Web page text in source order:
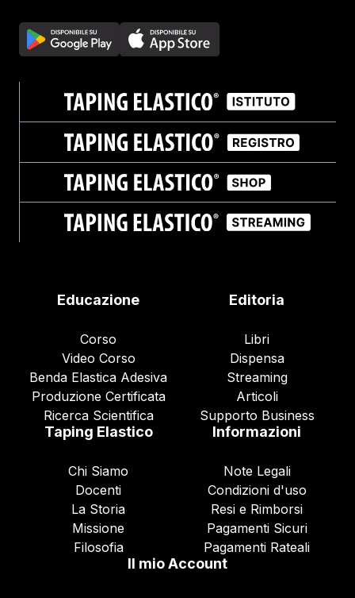
Educazione
Corso
Video Corso
Benda Elastica Adesiva
Produzione Certificata
Ricerca Scientifica
Editoria
Libri
Dispensa
Streaming
Articoli
Supporto Business
Taping Elastico
Chi Siamo
Docenti
La Storia
Missione
Filosofia
Informazioni
Note Legali
Condizioni d'uso
Resi e Rimborsi
Pagamenti Sicuri
Pagamenti Rateali
Il mio Account